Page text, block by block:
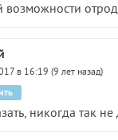
возможности
в 16:19 (9 лет назад)
никогда так не